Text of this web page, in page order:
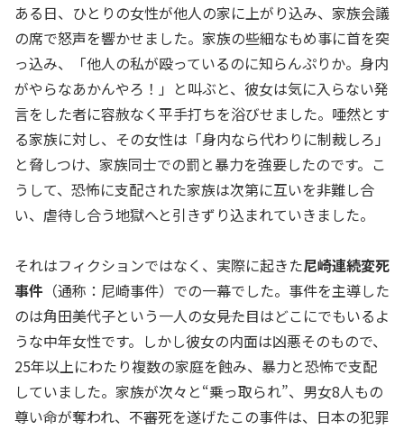
ある日、ひとりの女性が他人の家に上がり込み、家族会議
の席で怒声を響かせました。家族の些細なもめ事に首を突
っ込み、「他人の私が殴っているのに知らんぷりか。身内
がやらなあかんやろ！」と叫ぶと、彼女は気に入らない発
言をした者に容赦なく平手打ちを浴びせました。唖然とす
る家族に対し、その女性は「身内なら代わりに制裁しろ」
と脅しつけ、家族同士での罰と暴力を強要したのです。こ
うして、恐怖に支配された家族は次第に互いを非難し合
い、虐待し合う地獄へと引きずり込まれていきました。
それはフィクションではなく、実際に起きた尼崎連続変死
事件 （通称：尼崎事件）での一幕でした。事件を主導した
のは角田美代子という一人の女――見た目はどこにでもいるよ
うな中年女性です。しかし彼女の内面は凶悪そのもので、
25年以上にわたり複数の家庭を蝕み、暴力と恐怖で支配
していました。家族が次々と“乗っ取られ”、男女8人もの
尊い命が奪われ、不審死を遂げたこの事件は、日本の犯罪